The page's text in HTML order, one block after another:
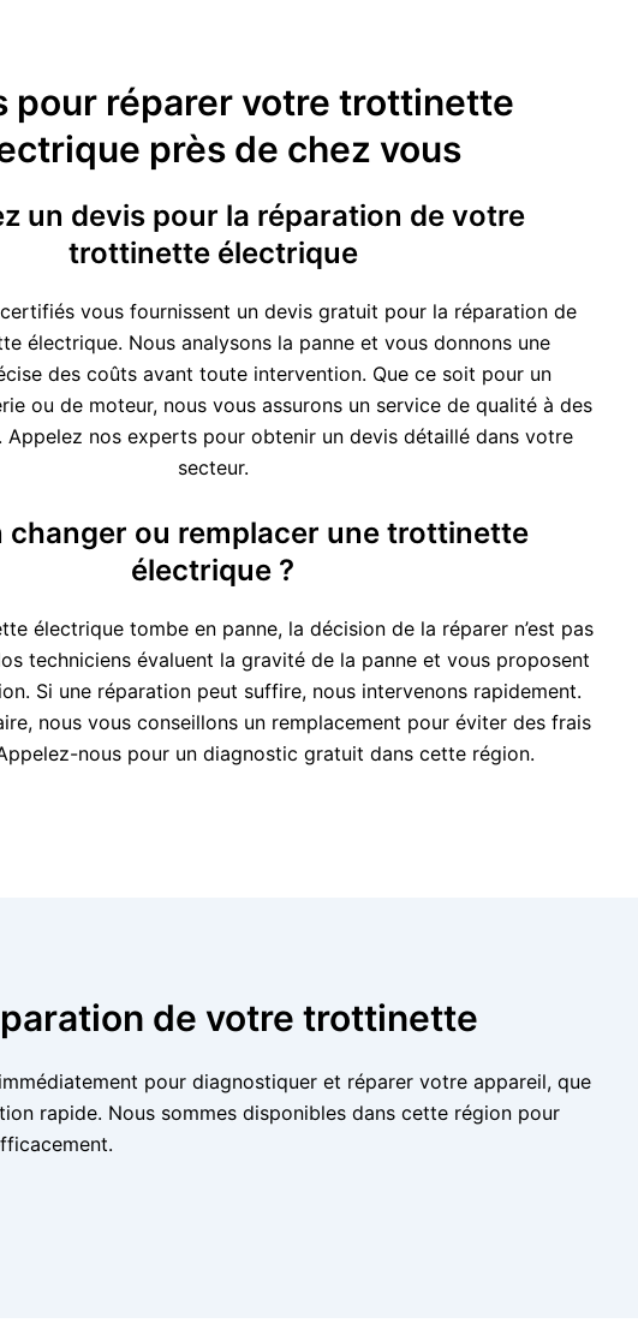
pour réparer votre trottinette
près de chez vous
un devis pour la réparation de votre
trottinette électrique
vous fournissent un devis gratuit pour la réparation de
électrique. Nous analysons la panne et vous donnons une
des coûts avant toute intervention. Que ce soit pour un
ou de moteur, nous vous assurons un service de qualité à des
nos experts pour obtenir un devis détaillé dans votre
secteur.
changer ou remplacer une trottinette
électrique ?
électrique tombe en panne, la décision de la réparer n’est pas
techniciens évaluent la gravité de la panne et vous proposent
Si une réparation peut suffire, nous intervenons rapidement.
nous vous conseillons un remplacement pour éviter des frais
nous pour un diagnostic gratuit dans cette région.
de votre trottinette
pour diagnostiquer et réparer votre appareil, que
rapide. Nous sommes disponibles dans cette région pour